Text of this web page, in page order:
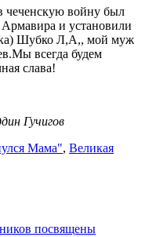
чеченскую войну был
и установили
Шубко Л,А,, мой муж
всегда будем
слава!
Гучигов
Мама", Великая
посвящены